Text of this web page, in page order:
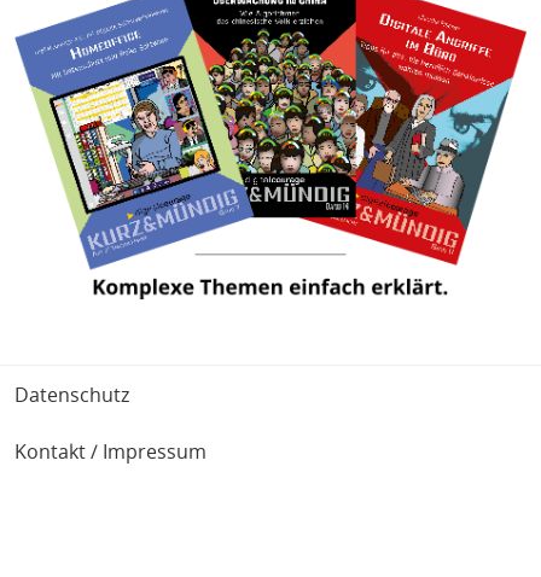
Fußbereich
Datenschutz
Kontakt / Impressum